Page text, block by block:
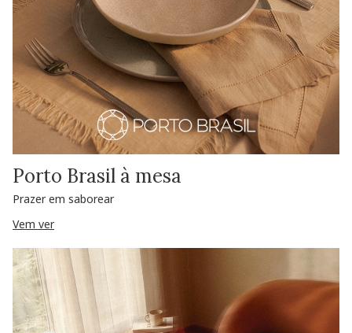
Porto Brasil à mesa
Prazer em saborear
Vem ver